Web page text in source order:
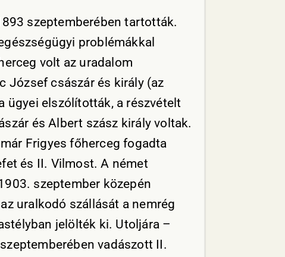
szeptemberében tartották.
problémákkal
volt az uradalom
József császár és király (az
ügyei elszólították, a részvételt
és Albert szász király voltak.
Frigyes főherceg fogadta
és II. Vilmost. A német
szeptember közepén
uralkodó szállását a nemrég
jelölték ki. Utoljára –
vadászott II.